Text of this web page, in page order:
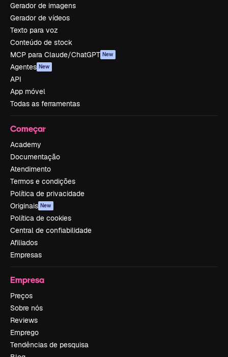
Gerador de imagens
Gerador de vídeos
Texto para voz
Conteúdo de stock
MCP para Claude/ChatGPT New
Agentes New
API
App móvel
Todas as ferramentas
Começar
Academy
Documentação
Atendimento
Termos e condições
Política de privacidade
Originais New
Política de cookies
Central de confiabilidade
Afiliados
Empresas
Empresa
Preços
Sobre nós
Reviews
Emprego
Tendências de pesquisa